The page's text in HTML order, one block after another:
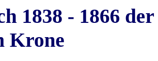
1838 - 1866
Krone